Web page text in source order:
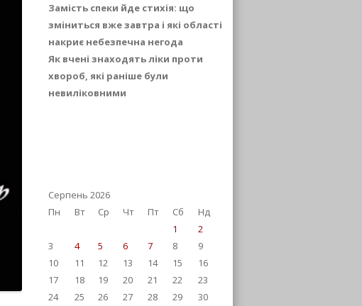
Замість спеки йде стихія: що
зміниться вже завтра і які області
накриє небезпечна негода
Як вчені знаходять ліки проти
хвороб, які раніше були
невиліковними
Серпень 2026
Пн
Вт Ср Чт Пт Сб
Нд
1
2
3
4 5 6 7 8
9
10
11 12 13 14 15
16
17
18 19 20 21 22
23
24
25 26 27 28 29
30